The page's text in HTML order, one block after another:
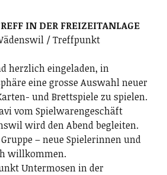
IN DER FREIZEITANLAGE
/ Treffpunkt
herzlich eingeladen, in
eine grosse Auswahl neuer
und Brettspiele zu spielen.
vom Spielwarengeschäft
wird den Abend begleiten.
– neue Spielerinnen und
willkommen.
Untermosen in der